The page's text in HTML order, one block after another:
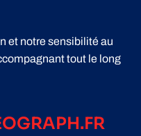
et notre sensibilité au
tout le long